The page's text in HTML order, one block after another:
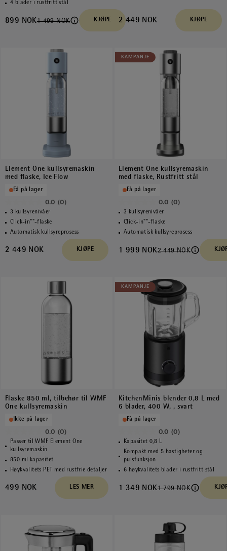
5
4 blader i rustfritt stål
899 NOK1 499 NOK KJØPE 2 449 NOK KJØPE
Element One kullsyremaskin
med flaske, Ice Flow
Få på lager
0.0 (0)
0.0
av
5
3 kullsyrenivåer
Click-in""-flaske
Automatisk kullsyreprosess
2 449 NOK KJØPE
KAMPANJE
Element One kullsyremaskin
med flaske, Rustfritt stål
Få på lager
0.0 (0)
0.0
av
5
3 kullsyrenivåer
Click-in""-flaske
Automatisk kullsyreprosess
1 999 NOK2 449 NOK
Flaske 850 ml, tilbehør til WMF
One kullsyremaskin
Ikke på lager
0.0 (0)
0.0
av
5
stjerner.
Passer til WMF Element One
kullsyremaskin
850 ml kapasitet
Høykvalitets PET med rustfrie detaljer
499 NOK LES MER
KAMPANJE
KitchenMinis blender 0,8 L med
6 blader, 400 W, , svart
Få på lager
0.0 (0)
0.0
av
stjerner.
Kapasitet 0,8 L
Kompakt med 5 hastigheter og
pulsfunksjon
6 høykvalitets blader i rustfritt stål
1 349 NOK1 799 NOK